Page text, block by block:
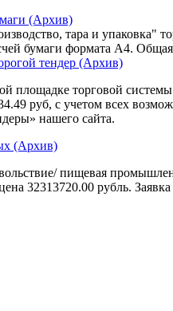
(Архив)
тара и упаковка"
бумаги формата А4.
тендер (Архив)
площадке торговой
руб, с учетом всех
нашего сайта.
(Архив)
пищевая
32313720.00 рубль. Заявка